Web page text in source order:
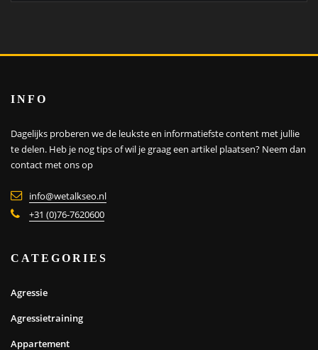
INFO
Dagelijks proberen we de leukste en informatiefste content met jullie
te delen. Heb je nog tips of wil je graag een artikel plaatsen? Neem dan
contact met ons op
info@wetalkseo.nl
+31 (0)76-7620600
CATEGORIES
Agressie
Agressietraining
Appartement